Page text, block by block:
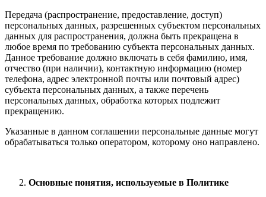
Передача (распространение, предоставление, доступ)
персональных данных, разрешенных субъектом персональных
данных для распространения, должна быть прекращена в
любое время по требованию субъекта персональных данных.
Данное требование должно включать в себя фамилию, имя,
отчество (при наличии), контактную информацию (номер
телефона, адрес электронной почты или почтовый адрес)
субъекта персональных данных, а также перечень
персональных данных, обработка которых подлежит
прекращению.
Указанные в данном соглашении персональные данные могут
обрабатываться только оператором, которому оно направлено.
Основные понятия, используемые в Политике